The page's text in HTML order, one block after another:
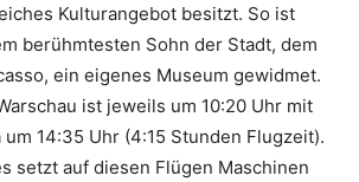
Kulturangebot besitzt. So ist
berühmtesten Sohn der Stadt, dem
ein eigenes Museum gewidmet.
ist jeweils um 10:20 Uhr mit
14:35 Uhr (4:15 Stunden Flugzeit).
setzt auf diesen Flügen Maschinen